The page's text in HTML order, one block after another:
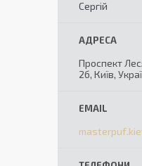
Сергій
Проспект
2б, Київ,